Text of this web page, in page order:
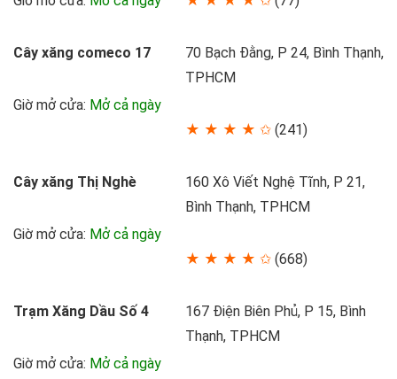
Cây xăng comeco 17
Giờ mở cửa: Mở cả ngày
70 Bạch Đằng, P 24, Bình Thạnh,
TPHCM
★ ★ ★ ★ ✩ (241)
Cây xăng Thị Nghè
Giờ mở cửa: Mở cả ngày
160 Xô Viết Nghệ Tĩnh, P 21,
Bình Thạnh, TPHCM
★ ★ ★ ★ ✩ (668)
Trạm Xăng Dầu Số 4
Giờ mở cửa: Mở cả ngày
167 Điện Biên Phủ, P 15, Bình
Thạnh, TPHCM